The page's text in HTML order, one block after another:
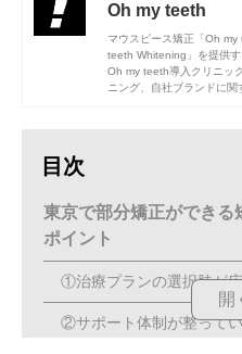
Oh my teeth
マウスピース矯正「Oh
teeth Whitening」を提供す
Oh my teeth導入クリニッ
ニング、自社ブランドに関
目次
東京で部分矯正ができる
ポイント
①治療プランの選択肢が
②サポート体制が整って
開